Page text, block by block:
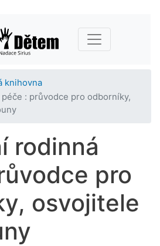
hlavnímu
obsahu
knihovna
: průvodce pro odborníky,
rodinná
pro
osvojitele